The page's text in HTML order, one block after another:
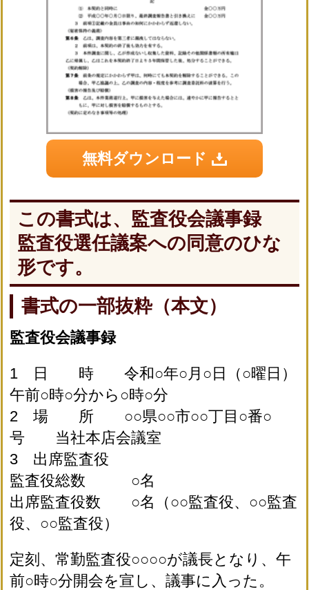
無料ダウンロード
この書式は、監査役会議事録
監査役選任議案への同意のひな
形です。
書式の一部抜粋（本文）
監査役会議事録
1 日 時 令和○年○月○日（○曜日）
午前○時○分から○時○分
2 場 所 ○○県○○市○○丁目○番○
号 当社本店会議室
3 出席監査役
監査役総数 ○名
出席監査役数 ○名（○○監査役、○○監査
役、○○監査役）
定刻、常勤監査役○○○○が議長となり、午
前○時○分開会を宣し、議事に入った。